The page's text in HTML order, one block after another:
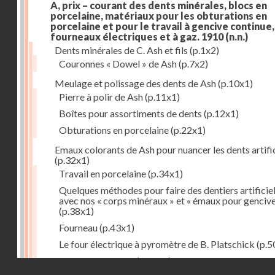
A, prix – courant des dents minérales, blocs en
porcelaine, matériaux pour les obturations en
porcelaine et pour le travail à gencive
fourneaux électriques et à gaz. 1910(n.n.)
Dents minérales de C. Ash et fils (p.1x2)
Couronnes « Dowel » de Ash(p.7x2)
Meulage et polissage des dents de Ash(p.10x1)
Pierre à polir de Ash(p.11x1)
Boîtes pour assortiments de dents (p.12x1)
Obturations en porcelaine(p.22x1)
Emaux colorants de Ash pour nuancer les dents
(p.32x1)
Travail en porcelaine(p.34x1)
Quelques méthodes pour faire des dentiers
avec nos « corps minéraux » et « émaux pour
(p.38x1)
Fourneau(p.43x1)
Le four électrique à pyromètre de B. Platschick
Pyromètre de Ash(p.53x1)